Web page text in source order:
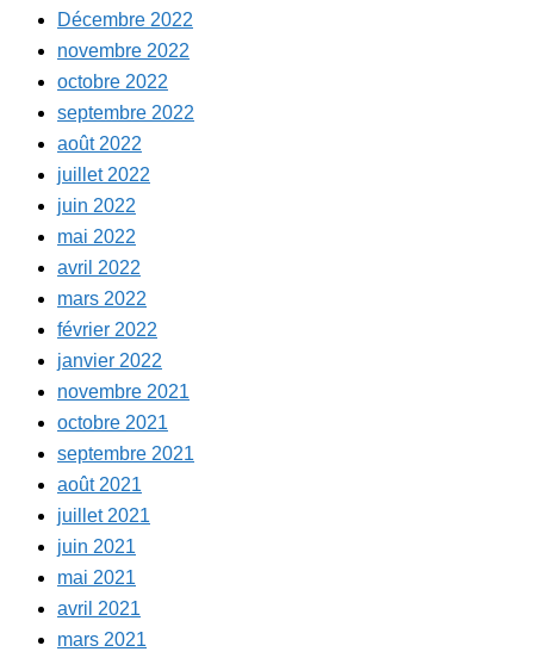
Décembre 2022
novembre 2022
octobre 2022
septembre 2022
août 2022
juillet 2022
juin 2022
mai 2022
avril 2022
mars 2022
février 2022
janvier 2022
novembre 2021
octobre 2021
septembre 2021
août 2021
juillet 2021
juin 2021
mai 2021
avril 2021
mars 2021